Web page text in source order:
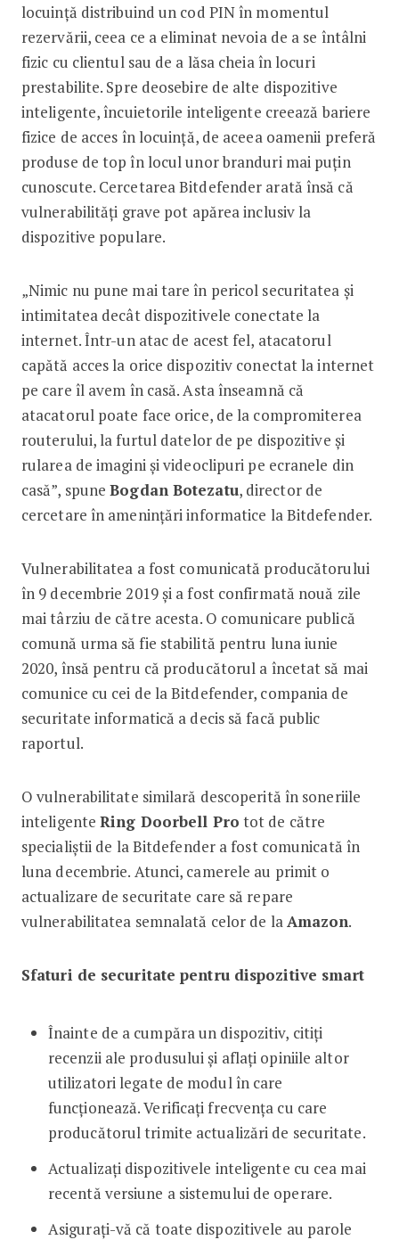
locuință distribuind un cod PIN în momentul
rezervării, ceea ce a eliminat nevoia de a se întâlni
fizic cu clientul sau de a lăsa cheia în locuri
prestabilite. Spre deosebire de alte dispozitive
inteligente, încuietorile inteligente creează bariere
fizice de acces în locuință, de aceea oamenii preferă
produse de top în locul unor branduri mai puțin
cunoscute. Cercetarea Bitdefender arată însă că
vulnerabilități grave pot apărea inclusiv la
dispozitive populare.
„Nimic nu pune mai tare în pericol securitatea și
intimitatea decât dispozitivele conectate la
internet. Într-un atac de acest fel, atacatorul
capătă acces la orice dispozitiv conectat la internet
pe care îl avem în casă. Asta înseamnă că
atacatorul poate face orice, de la compromiterea
routerului, la furtul datelor de pe dispozitive și
rularea de imagini și videoclipuri pe ecranele din
casă”, spuneBogdan Botezatu, director de
cercetare în amenințări informatice la Bitdefender.
Vulnerabilitatea a fost comunicată producătorului
în 9 decembrie 2019 și a fost confirmată nouă zile
mai târziu de către acesta. O comunicare publică
comună urma să fie stabilită pentru luna iunie
2020, însă pentru că producătorul a încetat să mai
comunice cu cei de la Bitdefender, compania de
securitate informatică a decis să facă public
raportul.
O vulnerabilitate similară descoperită în soneriile
inteligenteRing Doorbell Pro tot de către
specialiștii de la Bitdefender a fost comunicată în
luna decembrie. Atunci, camerele au primit o
actualizare de securitate care să repare
vulnerabilitatea semnalată celor de laAmazon.
Sfaturi de securitate pentru dispozitive smart
Înainte de a cumpăra un dispozitiv, citiți
recenzii ale produsului și aflați opiniile altor
utilizatori legate de modul în care
funcționează. Verificați frecvența cu care
producătorul trimite actualizări de securitate.
Actualizați dispozitivele inteligente cu cea mai
recentă versiune a sistemului de operare.
Asigurați-vă că toate dispozitivele au parole